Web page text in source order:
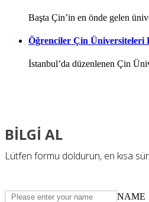
Başta Çin’in en önde gelen
Öğrenciler Çin Üniversiteleri
İstanbul’da düzenlenen Çin
BİLGİ AL
Lütfen formu doldurun, en kısa
NAME